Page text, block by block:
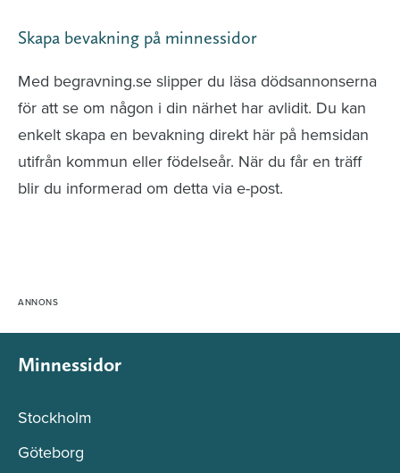
Skapa bevakning på minnessidor
Med begravning.se slipper du läsa dödsannonserna
för att se om någon i din närhet har avlidit. Du kan
enkelt skapa en bevakning direkt här på hemsidan
utifrån kommun eller födelseår. När du får en träff
blir du informerad om detta via e-post.
Minnessidor
Stockholm
Göteborg